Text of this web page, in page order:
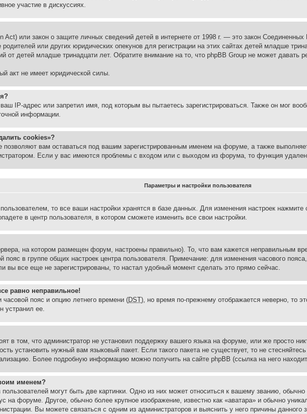
участие в дискуссиях.
Act) или закон о защите личных сведений детей в интернете от 1998 г. — это закон
или других юридических опекунов для регистрации на этих сайтах детей младше
от детей младше тринадцати лет. Обратите внимание на то, что phpBB Group не может давать
акт не имеет юридической силы.
IP-адрес или запретил имя, под которым вы пытаетесь зарегистрироваться. Также он мог
информации.
cookies»?
вам оставаться под вашим зарегистрированным именем на форуме, а также
Если у вас имеются проблемы с входом или с выходом из форума, то функция
Параметры и настройки пользователя
то все ваши настройки хранятся в базе данных. Для изменения настроек
в центр пользователя, в котором сможете изменить все свои настройки.
на котором размещен форум, настроены правильно). То, что вам кажется неправильным
пояс в группе общих настроек центра пользователя. Примечание: для изменения часового
вы все еще не зарегистрированы, то настал удобный момент сделать это прямо сейчас.
равно неправильное!
пояс и опцию летнего времени (DST), но время по-прежнему отображается неверно, то
устранил ее.
в том, что администратор не установил поддержку вашего языка на форуме, или же просто
установить нужный вам языковый пакет. Если такого пакета не существует, то не
Более подробную информацию можно получить на сайте phpBB (ссылка на него
именем?
могут быть две картинки. Одно из них может относиться к вашему званию,
на форуме. Другое, обычно более крупное изображение, известно как «аватара» и обычно
Вы можете связаться с одним из администраторов и выяснить у него причины данного